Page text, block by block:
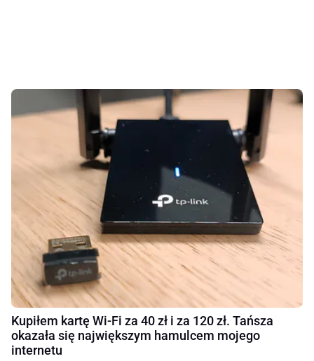
Kupiłem kartę Wi-Fi za 40 zł i za 120 zł. Tańsza
okazała się największym hamulcem mojego
internetu